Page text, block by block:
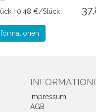
| 0,48 €/Stück
Impressum
AGB